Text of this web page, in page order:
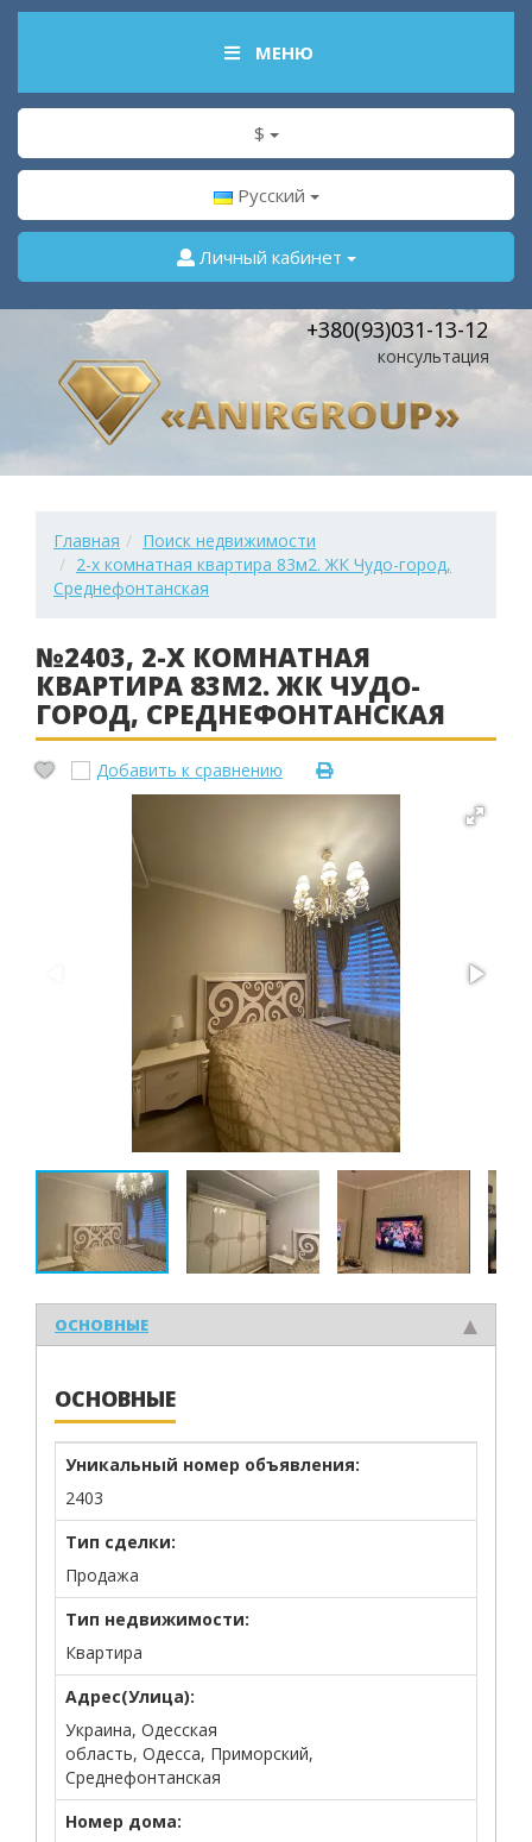
МЕНЮ
$
Русский
Личный кабинет
+380(93)031-13-12
консультация
Главная
Поиск недвижимости
2-х комнатная квартира 83м2. ЖК Чудо-город,
Среднефонтанская
№2403, 2-Х КОМНАТНАЯ
КВАРТИРА 83М2. ЖК ЧУДО-
ГОРОД, СРЕДНЕФОНТАНСКАЯ
Добавить к сравнению
ОСНОВНЫЕ
ОСНОВНЫЕ
Уникальный номер объявления:
2403
Тип сделки:
Продажа
Тип недвижимости:
Квартира
Адрес(Улица):
Украина, Одесская
область, Одесса, Приморский,
Среднефонтанская
Номер дома: